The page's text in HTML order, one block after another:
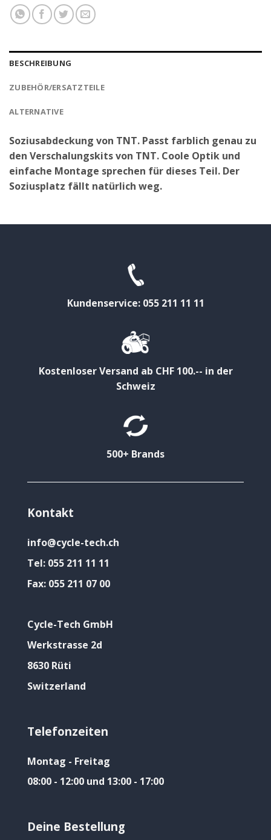
BESCHREIBUNG
ZUBEHÖR/ERSATZTEILE
ALTERNATIVE
Soziusabdeckung von TNT. Passt farblich genau zu
den Verschalungskits von TNT. Coole Optik und
einfache Montage sprechen für dieses Teil. Der
Soziusplatz fällt natürlich weg.
Kundenservice: 055 211 11 11
Kostenloser Versand ab CHF 100.-- in der
Schweiz
500+ Brands
Kontakt
info@cycle-tech.ch
Tel: 055 211 11 11
Fax: 055 211 07 00
Cycle-Tech GmbH
Werkstrasse 2d
8630 Rüti
Switzerland
Telefonzeiten
Montag - Freitag
08:00 - 12:00 und 13:00 - 17:00
Deine Bestellung